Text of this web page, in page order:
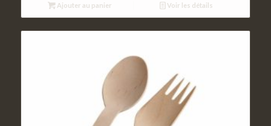
Ajouter au panier Voir les détails